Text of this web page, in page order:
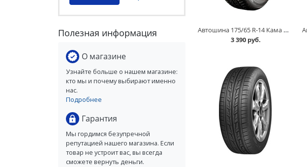
Полезная информация
О магазине
Узнайте больше о нашем магазине:
кто мы и почему выбирают именно
нас.
Подробнее
Гарантия
Мы гордимся безупречной
репутацией нашего магазина. Если
товар не устроит вас, вы всегда
сможете вернуть деньги.
Автошина 175/65 R-14 Кама Grant (НК-241) 82H в Омске
3 390 руб.